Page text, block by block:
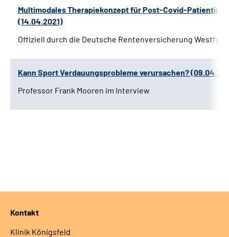
Multimodales Therapiekonzept für Post-Covid-
(14.04.2021)
Offiziell durch die Deutsche Rentenversicherung
Kann Sport Verdauungsprobleme verursachen?
Professor Frank Mooren im Interview
Kontakt
Klinik Königsfeld